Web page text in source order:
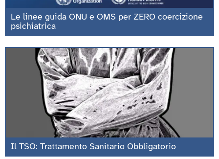
Le linee guida ONU e OMS per ZERO coercizione
psichiatrica
Il TSO: Trattamento Sanitario Obbligatorio